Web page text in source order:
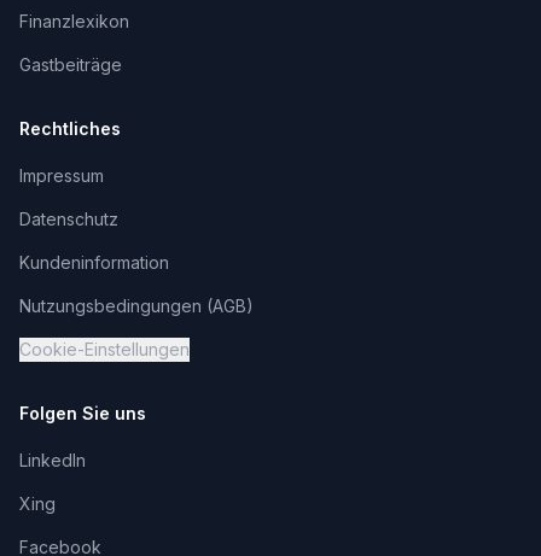
Finanzlexikon
Gastbeiträge
Rechtliches
Impressum
Datenschutz
Kundeninformation
Nutzungsbedingungen (AGB)
Cookie-Einstellungen
Folgen Sie uns
LinkedIn
Xing
Facebook